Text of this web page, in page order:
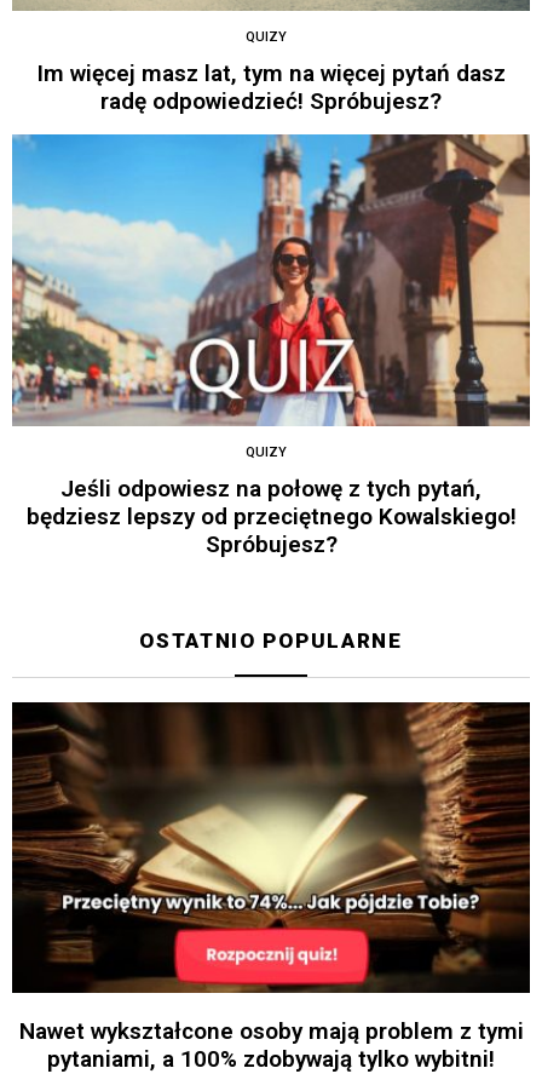
QUIZY
Im więcej masz lat, tym na więcej pytań dasz
radę odpowiedzieć! Spróbujesz?
QUIZY
Jeśli odpowiesz na połowę z tych pytań,
będziesz lepszy od przeciętnego Kowalskiego!
Spróbujesz?
OSTATNIO POPULARNE
Nawet wykształcone osoby mają problem z tymi
pytaniami, a 100% zdobywają tylko wybitni!